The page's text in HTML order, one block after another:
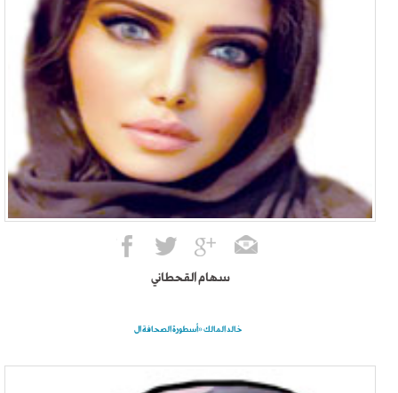
سهام القحطاني
خالد المالك «أسطورة الصحافة ال